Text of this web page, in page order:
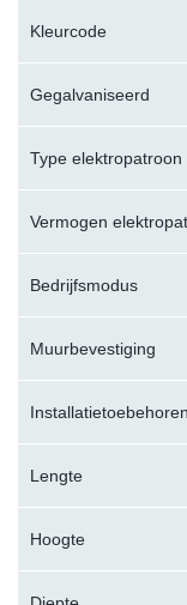
Kleurcode
Gegalvaniseerd
Type elektropatroon
Vermogen
Bedrijfsmodus
Muurbevestiging
Lengte
Hoogte